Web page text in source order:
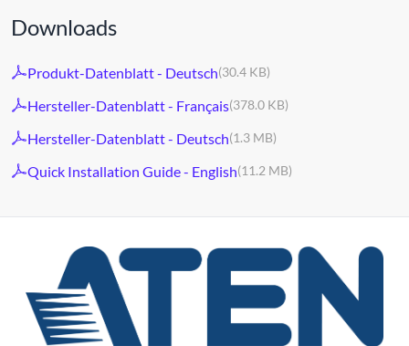
Downloads
Produkt-Datenblatt - Deutsch(30.4 KB)
Hersteller-Datenblatt - Français(378.0 KB)
Hersteller-Datenblatt - Deutsch(1.3 MB)
Quick Installation Guide - English(11.2 MB)